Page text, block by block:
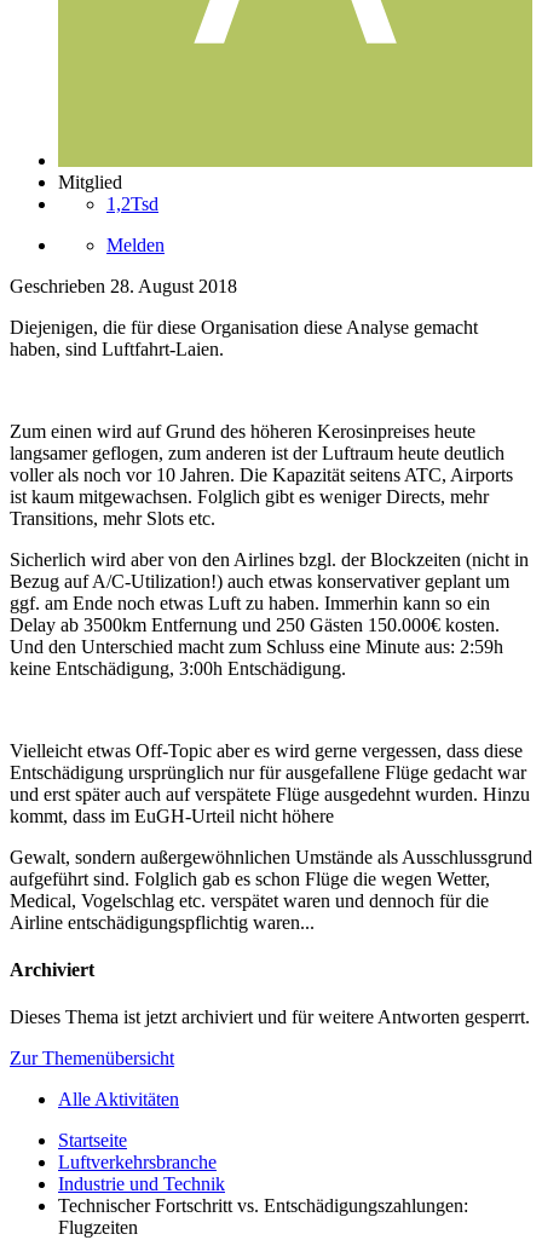
Mitglied
1,2Tsd
Melden
Geschrieben 28. August 2018
Diejenigen, die für diese Organisation diese Analyse gemacht
haben, sind Luftfahrt-Laien.
Zum einen wird auf Grund des höheren Kerosinpreises heute
langsamer geflogen, zum anderen ist der Luftraum heute deutlich
voller als noch vor 10 Jahren. Die Kapazität seitens ATC, Airports
ist kaum mitgewachsen. Folglich gibt es weniger Directs, mehr
Transitions, mehr Slots etc.
Sicherlich wird aber von den Airlines bzgl. der Blockzeiten (nicht in
Bezug auf A/C-Utilization!) auch etwas konservativer geplant um
ggf. am Ende noch etwas Luft zu haben. Immerhin kann so ein
Delay ab 3500km Entfernung und 250 Gästen 150.000€ kosten.
Und den Unterschied macht zum Schluss eine Minute aus: 2:59h
keine Entschädigung, 3:00h Entschädigung.
Vielleicht etwas Off-Topic aber es wird gerne vergessen, dass diese
Entschädigung ursprünglich nur für ausgefallene Flüge gedacht war
und erst später auch auf verspätete Flüge ausgedehnt wurden. Hinzu
kommt, dass im EuGH-Urteil nicht höhere
Gewalt, sondern außergewöhnlichen Umstände als Ausschlussgrund
aufgeführt sind. Folglich gab es schon Flüge die wegen Wetter,
Medical, Vogelschlag etc. verspätet waren und dennoch für die
Airline entschädigungspflichtig waren...
Archiviert
Dieses Thema ist jetzt archiviert und für weitere Antworten gesperrt.
Zur Themenübersicht
Alle Aktivitäten
Startseite
Luftverkehrsbranche
Industrie und Technik
Technischer Fortschritt vs. Entschädigungszahlungen:
Flugzeiten